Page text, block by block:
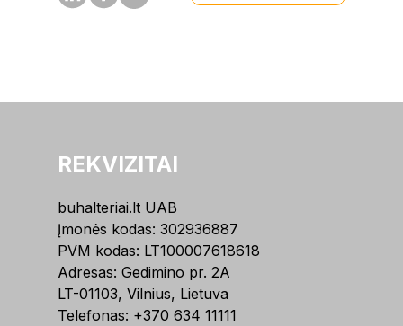
REKVIZITAI
buhalteriai.lt UAB
Įmonės kodas: 302936887
PVM kodas: LT100007618618
Adresas: Gedimino pr. 2A
LT-01103, Vilnius, Lietuva
Telefonas: +370 634 11111